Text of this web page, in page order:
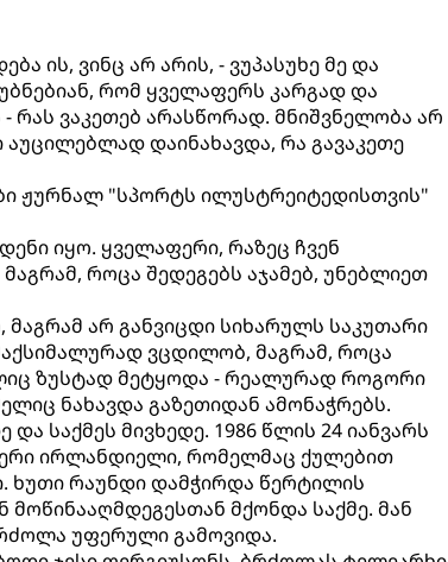
ის, ვინც არ არის, - ვუპასუხე მე და
რომ ყველაფერს კარგად და
რას ვაკეთებ არასწორად. მნიშვნელობა არ
აუცილებლად დაინახავდა, რა გავაკეთე
ჟურნალ "სპორტს ილუსტრეიტედისთვის"
იყო. ყველაფერი, რაზეც ჩვენ
როცა შედეგებს აჯამებ, უნებლიეთ
მაგრამ არ განვიცდი სიხარულს საკუთარი
ვცდილობ, მაგრამ, როცა
ზუსტად მეტყოდა - რეალურად როგორი
ნახავდა გაზეთიდან ამონაჭრებს.
საქმეს მივხედე. 1986 წლის 24 იანვარს
ირლანდიელი, რომელმაც ქულებით
ხუთი რაუნდი დამჭირდა წერტილის
მქონდა საქმე. მან
უფერული გამოვიდა.